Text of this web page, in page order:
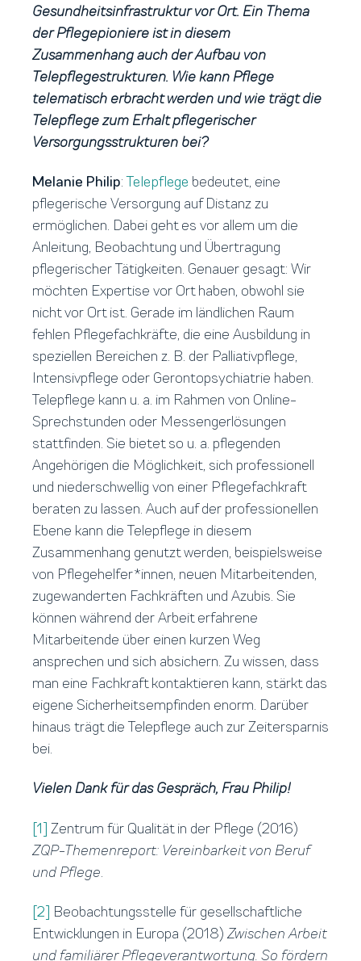
Gesundheitsinfrastruktur vor Ort. Ein Thema
der Pflegepioniere ist in diesem
Zusammenhang auch der Aufbau von
Telepflegestrukturen. Wie kann Pflege
telematisch erbracht werden und wie trägt die
Telepflege zum Erhalt pflegerischer
Versorgungsstrukturen bei?
Melanie Philip:Telepflege bedeutet, eine
pflegerische Versorgung auf Distanz zu
ermöglichen. Dabei geht es vor allem um die
Anleitung, Beobachtung und Übertragung
pflegerischer Tätigkeiten. Genauer gesagt: Wir
möchten Expertise vor Ort haben, obwohl sie
nicht vor Ort ist. Gerade im ländlichen Raum
fehlen Pflegefachkräfte, die eine Ausbildung in
speziellen Bereichen z. B. der Palliativpflege,
Intensivpflege oder Gerontopsychiatrie haben.
Telepflege kann u. a. im Rahmen von Online-
Sprechstunden oder Messengerlösungen
stattfinden. Sie bietet so u. a. pflegenden
Angehörigen die Möglichkeit, sich professionell
und niederschwellig von einer Pflegefachkraft
beraten zu lassen. Auch auf der professionellen
Ebene kann die Telepflege in diesem
Zusammenhang genutzt werden, beispielsweise
von Pflegehelfer*innen, neuen Mitarbeitenden,
zugewanderten Fachkräften und Azubis. Sie
können während der Arbeit erfahrene
Mitarbeitende über einen kurzen Weg
ansprechen und sich absichern. Zu wissen, dass
man eine Fachkraft kontaktieren kann, stärkt das
eigene Sicherheitsempfinden enorm. Darüber
hinaus trägt die Telepflege auch zur Zeitersparnis
bei.
Vielen Dank für das Gespräch, Frau Philip!
[1] Zentrum für Qualität in der Pflege (2016)
ZQP-Themenreport: Vereinbarkeit von Beruf
und Pflege.
[2] Beobachtungsstelle für gesellschaftliche
Entwicklungen in Europa (2018) Zwischen Arbeit
und familiärer Pflegeverantwortung. So fördern